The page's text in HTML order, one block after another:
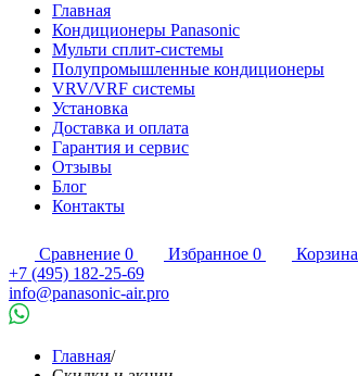
Главная
Кондиционеры Panasonic
Мульти сплит-системы
Полупромышленные кондиционеры
VRV/VRF системы
Установка
Доставка и оплата
Гарантия и сервис
Отзывы
Блог
Контакты
Сравнение 0 Избранное 0 Корзина
+7 (495) 182-25-69
info@panasonic-air.pro
Главная/